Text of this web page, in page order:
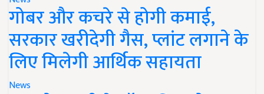
गोबर और कचरे से होगी कमाई,
सरकार खरीदेगी गैस, प्लांट लगाने के
लिए मिलेगी आर्थिक सहायता
News